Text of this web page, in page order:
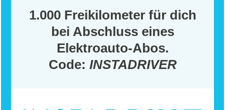
1.000 Freikilometer für dich
bei Abschluss eines
Elektroauto-Abos.
Code: INSTADRIVER